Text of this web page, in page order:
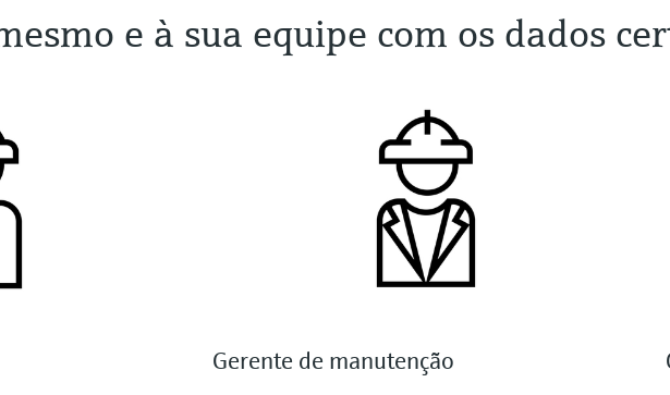
e à sua equipe com os dados
Gerente de manutenção